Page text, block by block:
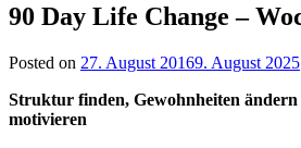
90 Day Life Change –
Posted on 27. August 20169. August 2025
Struktur finden, Gewohnheiten ändern
motivieren